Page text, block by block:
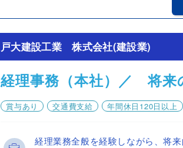
戸大建設工業 株式会社(建設業)
経理事務（本社）／ 将来
賞与あり 交通費支給 年間休日120日以上
経理業務全般を経験しながら、将